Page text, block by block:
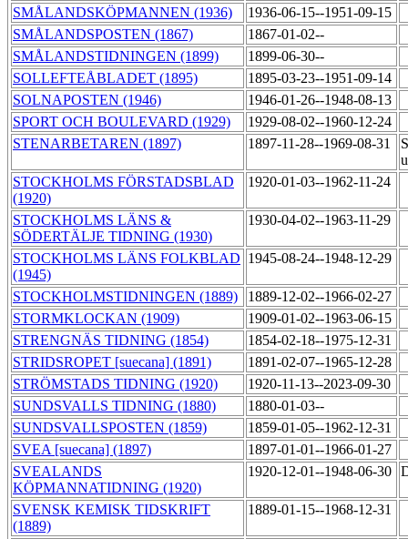
SMÅLANDSKÖPMANNEN (1936)
1936-06-15--1951-09-15
SMÅLANDSPOSTEN (1867)
1867-01-02--
SMÅLANDSTIDNINGEN (1899)
1899-06-30--
SOLLEFTEÅBLADET (1895)
1895-03-23--1951-09-14
SOLNAPOSTEN (1946)
1946-01-26--1948-08-13
SPORT OCH BOULEVARD (1929)
1929-08-02--1960-12-24
STENARBETAREN (1897)
1897-11-28--1969-08-31
STOCKHOLMS FÖRSTADSBLAD
(1920)
1920-01-03--1962-11-24
STOCKHOLMS LÄNS &
SÖDERTÄLJE TIDNING (1930)
1930-04-02--1963-11-29
STOCKHOLMS LÄNS FOLKBLAD
(1945)
1945-08-24--1948-12-29
STOCKHOLMSTIDNINGEN (1889)
1889-12-02--1966-02-27
STORMKLOCKAN (1909)
1909-01-02--1963-06-15
STRENGNÄS TIDNING (1854)
1854-02-18--1975-12-31
STRIDSROPET [suecana] (1891)
1891-02-07--1965-12-28
STRÖMSTADS TIDNING (1920)
1920-11-13--2023-09-30
SUNDSVALLS TIDNING (1880)
1880-01-03--
SUNDSVALLSPOSTEN (1859)
1859-01-05--1962-12-31
SVEA [suecana] (1897)
1897-01-01--1966-01-27
SVEALANDS
KÖPMANNATIDNING (1920)
1920-12-01--1948-06-30
SVENSK KEMISK TIDSKRIFT
(1889)
1889-01-15--1968-12-31